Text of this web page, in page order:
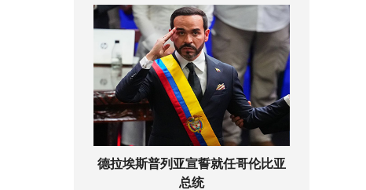
德拉埃斯普列亚宣誓就任哥伦比亚
总统